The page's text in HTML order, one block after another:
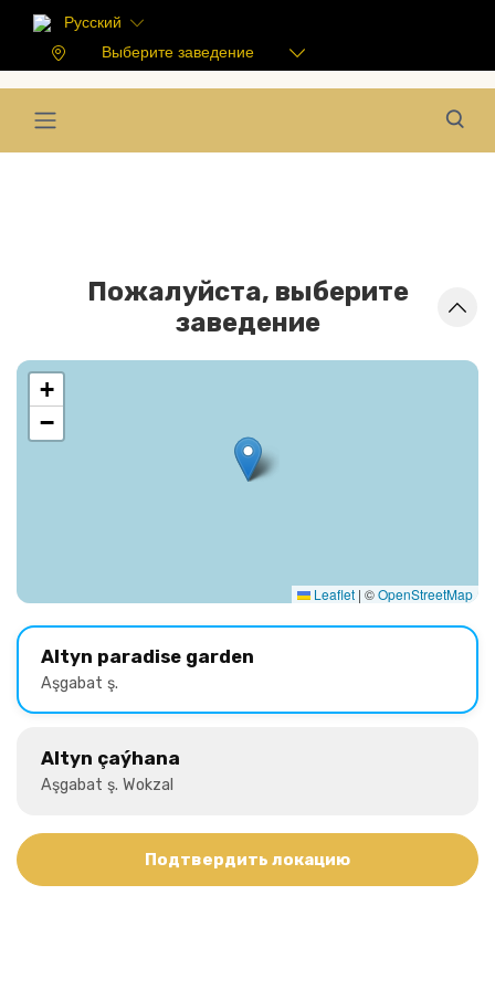
Русский
Выберите заведение
Пожалуйста, выберите
заведение
+
−
Leaflet | ©OpenStreetMap
Altyn paradise garden
Aşgabat ş.
Altyn çaýhana
Aşgabat ş. Wokzal
Подтвердить локацию